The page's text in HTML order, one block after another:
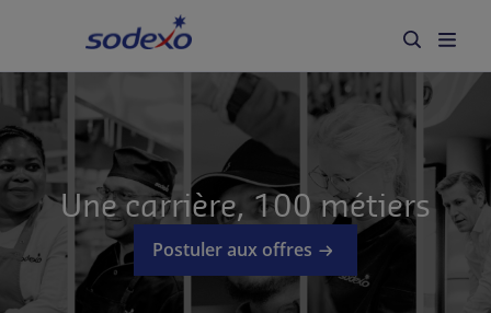
Secteurs
Marques et Services
Qui sommes-nous
Responsabilité d'entreprise
Une carrière, 100 métiers
Postuler aux offres